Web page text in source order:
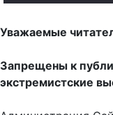
Уважаемые
Запрещены к
экстремистские